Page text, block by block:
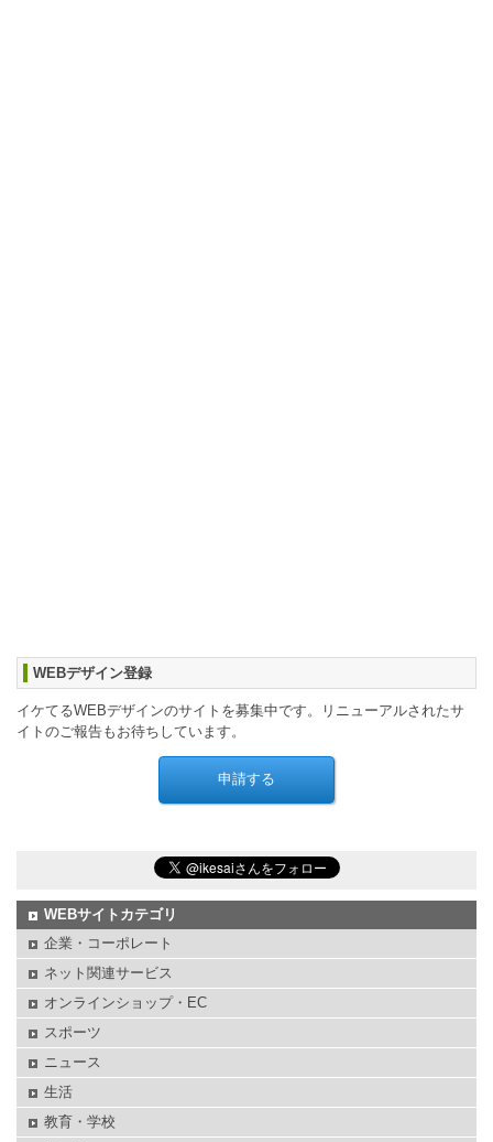
WEBデザイン登録
イケてるWEBデザインのサイトを募集中です。リニューアルされたサ
イトのご報告もお待ちしています。
WEBサイトカテゴリ
企業・コーポレート
ネット関連サービス
オンラインショップ・EC
スポーツ
ニュース
生活
教育・学校